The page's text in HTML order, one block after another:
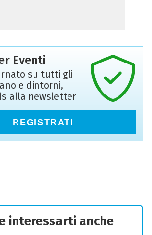
Eventi
su tutti gli
e dintorni,
alla newsletter
REGISTRATI
interessarti anche